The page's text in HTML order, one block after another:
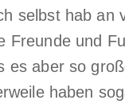
selbst hab an
und
es aber so
haben